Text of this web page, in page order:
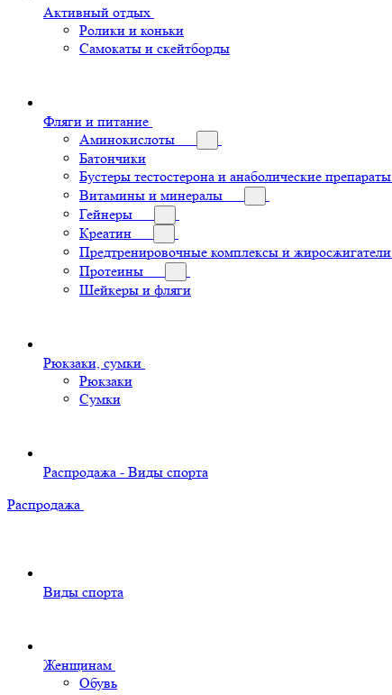
Активный отдых
Ролики и коньки
Самокаты и скейтборды
Фляги и питание
Аминокислоты
Батончики
Бустеры тестостерона и анаболические препараты
Витамины и минералы
Гейнеры
Креатин
Предтренировочные комплексы и жиросжигатели
Протеины
Шейкеры и фляги
Рюкзаки, сумки
Рюкзаки
Сумки
Распродажа - Виды спорта
Распродажа
Виды спорта
Женщинам
Обувь